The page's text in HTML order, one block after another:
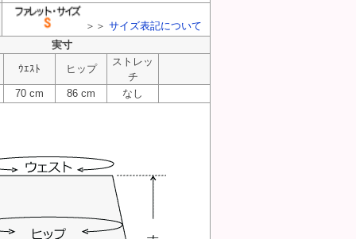
＞＞ サイズ表記について
実寸
ｳｴｽﾄ
ヒップ
ストレッ
チ
70 cm
86 cm なし